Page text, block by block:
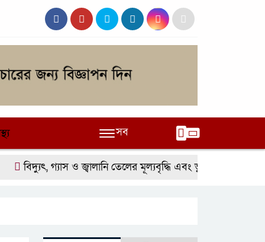
সব
বিদ্যুৎ, গ্যাস ও জ্বালানি তেলের মূল্যবৃদ্ধি এবং ভুতুড়ে বিলের